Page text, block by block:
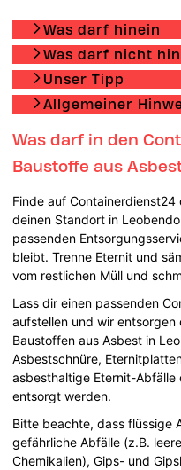
Was darf hinein
Was darf nicht
Unser Tipp
Allgemeiner
Was darf in den
Baustoffe aus
Finde auf
deinen Standort in
passenden
bleibt. Trenne Eternit und
vom restlichen Müll und
Lass dir einen passenden
aufstellen und wir entsorgen
Baustoffen aus Asbest in
Asbestschnüre,
asbesthaltige Eternit-Abfälle
entsorgt werden.
Bitte beachte, dass flüssige
gefährliche Abfälle (z.B.
Chemikalien), Gips- und